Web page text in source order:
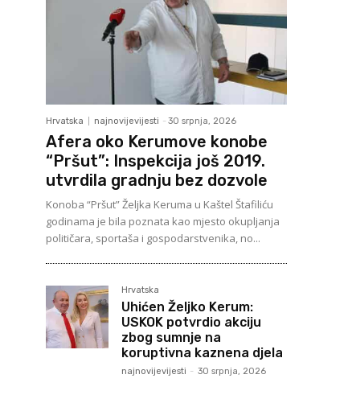
Hrvatska najnovijevijesti - 30 srpnja, 2026
Afera oko Kerumove konobe
“Pršut”: Inspekcija još 2019.
utvrdila gradnju bez dozvole
Konoba “Pršut” Željka Keruma u Kaštel Štafiliću
godinama je bila poznata kao mjesto okupljanja
političara, sportaša i gospodarstvenika, no...
Hrvatska
Uhićen Željko Kerum:
USKOK potvrdio akciju
zbog sumnje na
koruptivna kaznena djela
najnovijevijesti - 30 srpnja, 2026